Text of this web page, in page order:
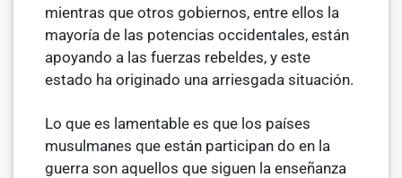
mientras que otros gobiernos, entre ellos la
mayoría de las potencias occidentales, están
apoyando a las fuerzas rebel­des, y este
estado ha originado una arriesgada situación.
Lo que es lamentable es que los países
musulmanes que están participan­ do en la
guerra son aquellos que siguen la enseñanza